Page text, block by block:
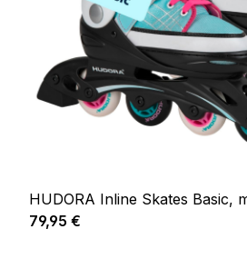
HUDORA Inline Skates Basic,
Regulärer Preis:
79,95 €